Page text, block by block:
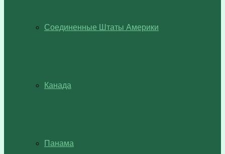
Соединенные Штаты Америки
Канада
Панама